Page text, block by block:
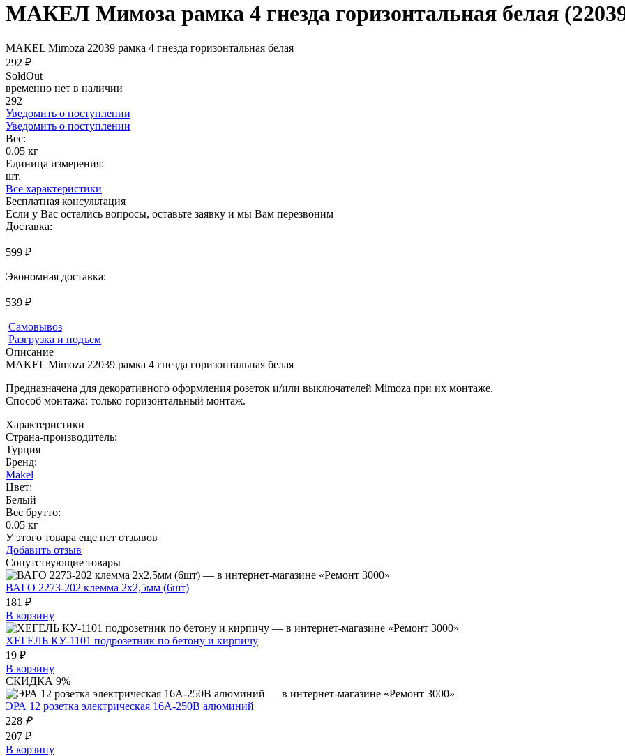
МАКЕЛ Мимоза рамка 4 гнезда горизонтальная белая
MAKEL Mimoza 22039 рамка 4 гнезда горизонтальная белая
292 ₽
SoldOut
временно нет в наличии
292
Уведомить о поступлении
Уведомить о поступлении
Вес:
0.05 кг
Единица измерения:
шт.
Все характеристики
Бесплатная консультация
Если у Вас остались вопросы, оставьте заявку и мы Вам перезвоним
Доставка:
599 ₽
Экономная доставка:
539 ₽
Самовывоз
Разгрузка и подъем
Описание
MAKEL Mimoza 22039 рамка 4 гнезда горизонтальная белая
Предназначена для декоративного оформления розеток и/или выключателей Mimoza при их монтаже.
Способ монтажа: только горизонтальный монтаж.
Характеристики
Страна-производитель:
Турция
Бренд:
Makel
Цвет:
Белый
Вес брутто:
0.05 кг
У этого товара еще нет отзывов
Добавить отзыв
Сопутствующие товары
ВАГО 2273-202 клемма 2х2,5мм (6шт)
181 ₽
В корзину
ХЕГЕЛЬ КУ-1101 подрозетник по бетону и кирпичу
19 ₽
В корзину
СКИДКА 9%
ЭРА 12 розетка электрическая 16A-250В алюминий
228 ₽
207 ₽
В корзину